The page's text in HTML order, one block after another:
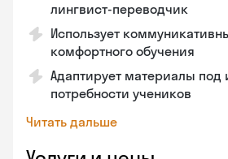
лингвист-переводчик
Использует
комфортного обучения
Адаптирует материалы
потребности учеников
Читать дальше